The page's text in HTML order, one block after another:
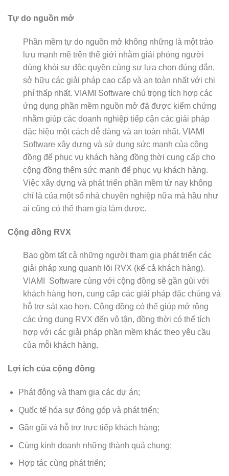
Tự do nguồn mở
Phần mềm tự do nguồn mở không những là một trào
lưu mạnh mẽ trên thế giới nhằm giải phóng người
dùng khỏi sự độc quyền cùng sự lựa chọn đúng đắn,
sở hữu các giải pháp cao cấp và an toàn nhất với chi
phí thấp nhất. VIAMI Software chú trọng tích hợp các
ứng dụng phần mềm nguồn mở đã được kiểm chứng
nhằm giúp các doanh nghiệp tiếp cận các giải pháp
đặc hiệu một cách dễ dàng và an toàn nhất. VIAMI
Software xây dựng và sử dụng sức mạnh của cộng
đồng để phục vụ khách hàng đồng thời cung cấp cho
cộng đồng thêm sức mạnh để phục vụ khách hàng.
Việc xây dựng và phát triển phần mềm từ nay không
chỉ là của một số nhà chuyên nghiệp nữa mà hầu như
ai cũng có thể tham gia làm được.
Cộng đồng RVX
Bao gồm tất cả những người tham gia phát triển các
giải pháp xung quanh lõi RVX (kể cả khách hàng).
VIAMI Software cùng với cộng đồng sẽ gần gũi với
khách hàng hơn, cung cấp các giải pháp đặc chủng và
hỗ trợ sát xao hơn. Cộng đồng có thể giúp mở rộng
các ứng dụng RVX đến vô tận, đồng thời có thể tích
hợp với các giải pháp phần mềm khác theo yêu cầu
của mỗi khách hàng.
Lợi ích của cộng đồng
Phát động và tham gia các dự án;
Quốc tế hóa sự đóng góp và phát triển;
Gần gũi và hỗ trợ trực tiếp khách hàng;
Cùng kinh doanh những thành quả chung;
Hợp tác cùng phát triển;